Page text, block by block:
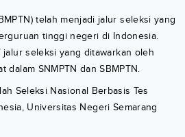
telah menjadi jalur seleksi yang
tinggi negeri di Indonesia.
seleksi yang ditawarkan oleh
SNMPTN dan SBMPTN.
Seleksi Nasional Berbasis Tes
Universitas Negeri Semarang